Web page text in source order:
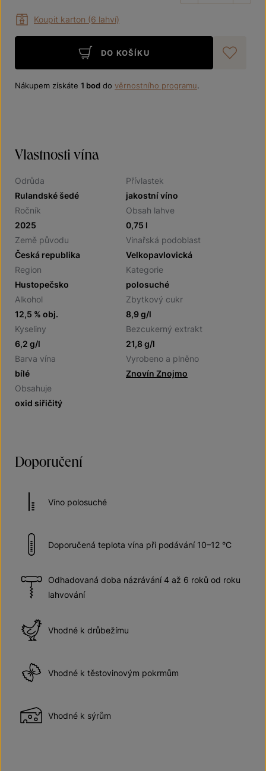
Koupit karton (6 lahví)
DO KOŠÍKU
Nákupem získáte 1 bod do věrnostního programu.
Vlastnosti vína
Odrůda
Rulandské šedé
Přívlastek
jakostní víno
Ročník
2025
Obsah lahve
0,75 l
Země původu
Česká republika
Vinařská podoblast
Velkopavlovická
Region
Hustopečsko
Kategorie
polosuché
Alkohol
12,5 % obj.
Zbytkový cukr
8,9 g/l
Kyseliny
6,2 g/l
Bezcukerný extrakt
21,8 g/l
Barva vína
bílé
Vyrobeno a plněno
Znovín Znojmo
Obsahuje
oxid siřičitý
Doporučení
Víno polosuché
Doporučená teplota vína při podávání 10–12 °C
Odhadovaná doba názrávání 4 až 6 roků od roku
lahvování
Vhodné k drůbežímu
Vhodné k těstovinovým pokrmům
Vhodné k sýrům